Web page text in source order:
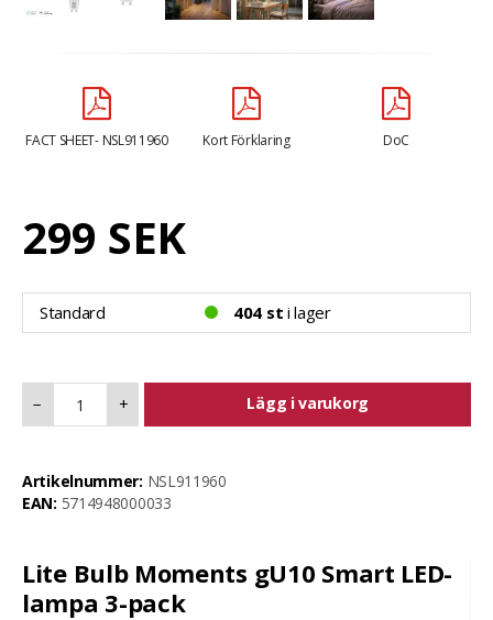
FACT SHEET- NSL911960 Kort Förklaring DoC
Lite Bulb Moments gU10 Smart LED-
lampa 3-pack
299 SEK
Standard 404 st i lager
− + Lägg i varukorg
Artikelnummer: NSL911960
EAN: 5714948000033